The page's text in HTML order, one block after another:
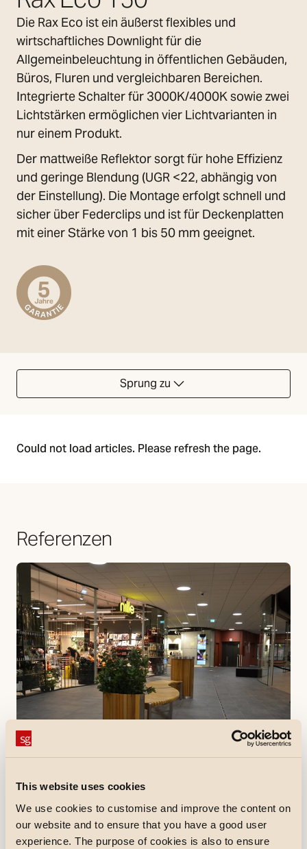
This website uses cookies
We use cookies to customise and improve the content on
our website and to ensure that you have a good user
experience. The purpose of cookies is also to ensure
Die Rax Eco ist ein äußerst flexibles und
wirtschaftliches Downlight für die
Allgemeinbeleuchtung in öffentlichen Gebäuden,
Büros, Fluren und vergleichbaren Bereichen.
Integrierte Schalter für 3000K/4000K sowie zwei
Lichtstärken ermöglichen vier Lichtvarianten in
nur einem Produkt.
Der mattweiße Reflektor sorgt für hohe Effizienz
und geringe Blendung (UGR <22, abhängig von
der Einstellung). Die Montage erfolgt schnell und
sicher über Federclips und ist für Deckenplatten
mit einer Stärke von 1 bis 50 mm geeignet.
Sprung zu
Could not load articles. Please refresh the page.
Referenzen
Das Moses-Zentrum
Das Moses-Zentrum in Nittedal wurde kürzlich nach
einer Erweiterung wiedereröffnet. SG half bei der
Beleuchtung, als sich die Größe des Einkaufszentrums
verdoppelte.
Mehr entdecken